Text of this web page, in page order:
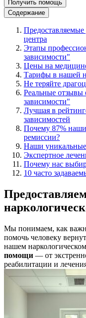
Получить помощь
Содержание
Предоставляемые
центра
Этапы
зависимости"
Цены на
Тарифы в нашей
Не теряйте
Реальные отзывы
зависимости"
Лучшая в
зависимостей
Почему 87%
ремиссии?
Наши
Экспертное
Почему нас
10 часто
Мы понимаем, как
помочь человеку
нашем
помощи — от
реабилитации и